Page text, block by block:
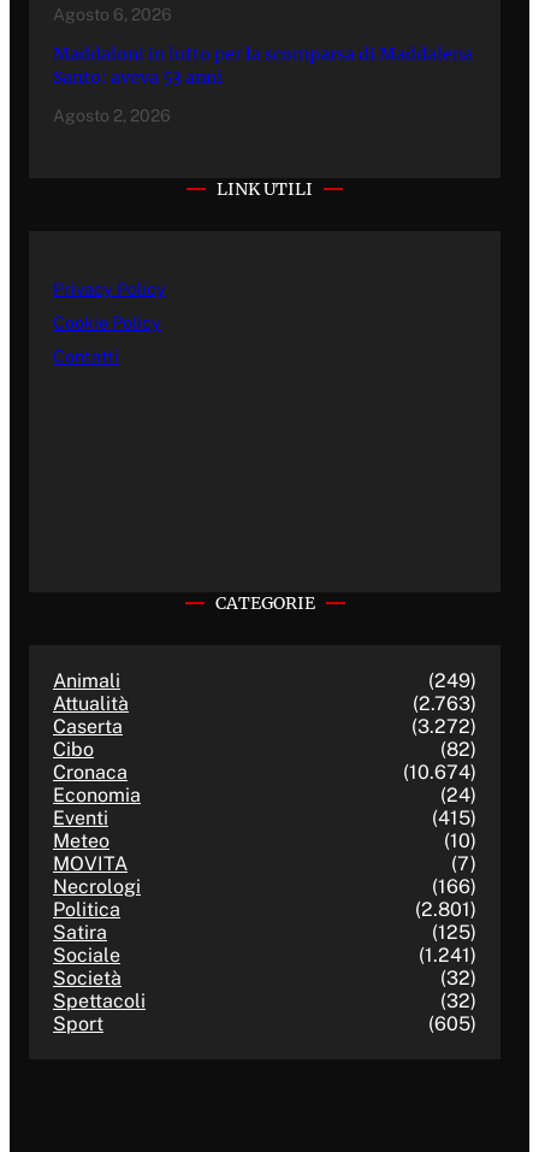
Agosto 6, 2026
Maddaloni in lutto per la scomparsa di Maddalena
Santo: aveva 53 anni
Agosto 2, 2026
LINK UTILI
Privacy Policy
Cookie Policy
Contatti
CATEGORIE
Animali
(249)
Attualità
(2.763)
Caserta
(3.272)
Cibo
(82)
Cronaca
(10.674)
Economia
(24)
Eventi
(415)
Meteo
(10)
MOVITA
(7)
Necrologi
(166)
Politica
(2.801)
Satira
(125)
Sociale
(1.241)
Società
(32)
Spettacoli
(32)
Sport
(605)